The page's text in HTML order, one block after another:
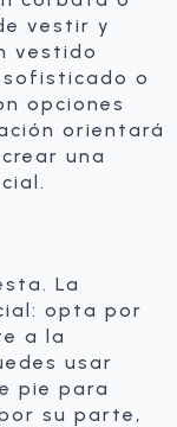
vestir y
vestido
o
opciones
orientará
una
La
opta por
a la
usar
pie para
su parte,